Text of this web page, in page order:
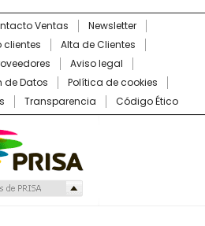
Ventas
Newsletter
clientes
Alta de Clientes
Aviso legal
de Datos
Política de cookies
Transparencia Código Ético